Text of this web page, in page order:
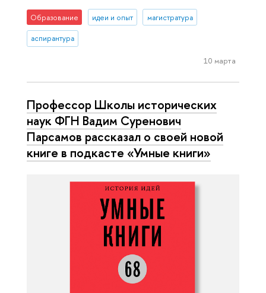
Образование идеи и опыт магистратура
аспирантура
10 марта
Профессор Школы исторических
наук ФГН Вадим Суренович
Парсамов рассказал о своей новой
книге в подкасте «Умные книги»